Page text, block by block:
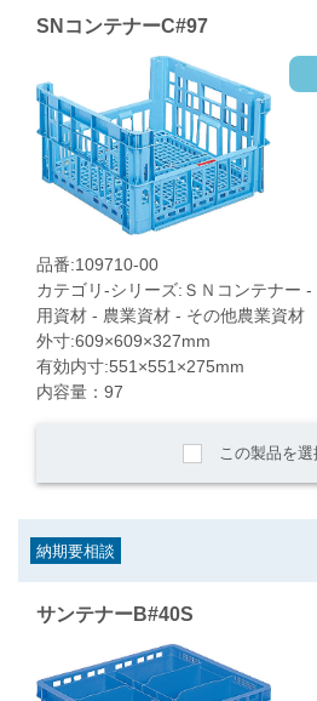
SNコンテナーC#97
品番:109710-00
カテゴリ-シリーズ:ＳＮコンテナー
用資材 - 農業資材 - その他農業資材
外寸:609×609×327mm
有効内寸:551×551×275mm
内容量：97
この製品を選
納期要相談
サンテナーB#40S